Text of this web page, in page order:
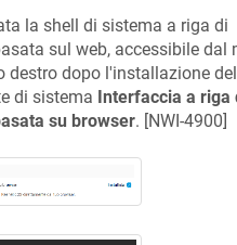
la shell di sistema a riga di
sul web, accessibile dal
destro dopo l'installazione del
di sistema Interfaccia a riga
su browser. [NWI-4900]